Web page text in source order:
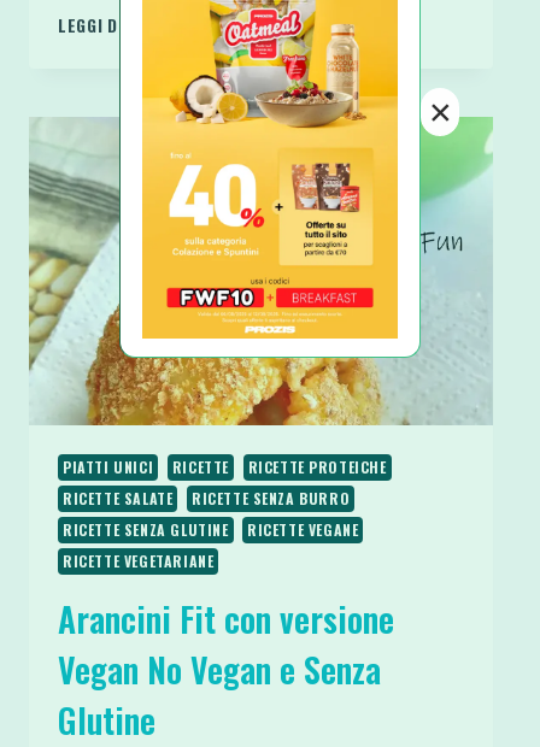
LEGGI DI PIÙ
NUGGETS
LIGHT
GLUTINE
CON
SALSE
PIATTI UNICI RICETTE
RICETTE PROTEICHE
RICETTE SALATE
RICETTE SENZA BURRO
RICETTE SENZA GLUTINE
RICETTE VEGANE
RICETTE VEGETARIANE
Arancini Fit con versione
Vegan No Vegan e Senza
Glutine
×